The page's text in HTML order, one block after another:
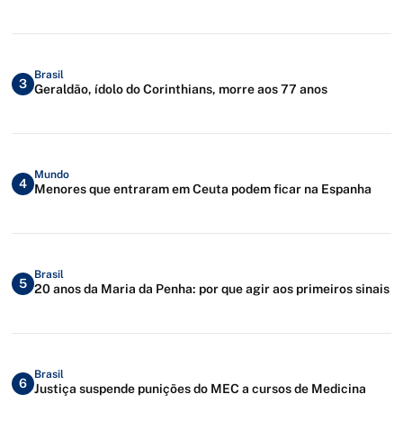
3
Brasil
Geraldão, ídolo do Corinthians, morre aos 77 anos
4
Mundo
Menores que entraram em Ceuta podem ficar na Espanha
5
Brasil
20 anos da Maria da Penha: por que agir aos primeiros sinais
6
Brasil
Justiça suspende punições do MEC a cursos de Medicina